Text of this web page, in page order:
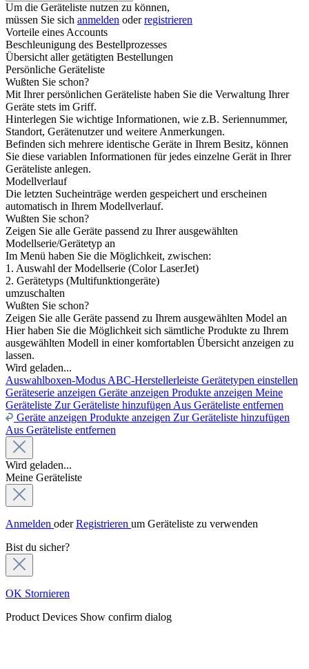
Um die Geräteliste nutzen zu können,
müssen Sie sich anmelden oderregistrieren
Vorteile eines Accounts
Beschleunigung des Bestellprozesses
Übersicht aller getätigten Bestellungen
Persönliche Geräteliste
Wußten Sie schon?
Mit Ihrer persönlichen Geräteliste haben Sie die Verwaltung Ihrer
Geräte stets im Griff.
Hinterlegen Sie wichtige Informationen, wie z.B. Seriennummer,
Standort, Gerätenutzer und weitere Anmerkungen.
Befinden sich mehrere identische Geräte in Ihrem Besitz, können
Sie diese variablen Informationen für jedes einzelne Gerät in Ihrer
Geräteliste anlegen.
Modellverlauf
Die letzten Sucheinträge werden gespeichert und erscheinen
automatisch in Ihrem Modellverlauf.
Wußten Sie schon?
Zeigen Sie alle Geräte passend zu Ihrer ausgewählten
Modellserie/Gerätetyp an
Im Menü haben Sie die Möglichkeit, zwischen:
1. Auswahl der Modellserie (Color LaserJet)
2. Gerätetyps (Multifunktiongeräte)
umzuschalten
Wußten Sie schon?
Zeigen Sie alle Geräte passend zu Ihrem ausgewählten Model an
Hier haben Sie die Möglichkeit sich sämtliche Produkte zu Ihrem
ausgewählten Modell in einer komfortablen Übersicht anzeigen zu
lassen.
Wird geladen...
Auswahlboxen-Modus ABC-Herstellerleiste Gerätetypen einstellen
Geräteserie anzeigen Geräte anzeigen Produkte anzeigen Meine
Geräteliste Zur Geräteliste hinzufügen Aus Geräteliste entfernen
Geräte anzeigen Produkte anzeigen Zur Geräteliste hinzufügen
Aus Geräteliste entfernen
Wird geladen...
Meine Geräteliste
Anmelden oderRegistrieren um Geräteliste zu verwenden
Bist du sicher?
OK Stornieren
Product Devices Show confirm dialog